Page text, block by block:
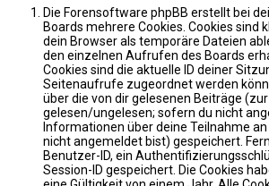
Die Forensoftware phpBB erstellt bei
Boards mehrere Cookies. Cookies sind
dein Browser als temporäre Dateien
den einzelnen Aufrufen des Boards
Cookies sind die aktuelle ID deiner
Seitenaufrufe zugeordnet werden
über die von dir gelesenen Beiträge
gelesen/ungelesen; sofern du nicht
Informationen über deine Teilnahme
nicht angemeldet bist) gespeichert.
Benutzer-ID, ein
Session-ID gespeichert. Die Cookies